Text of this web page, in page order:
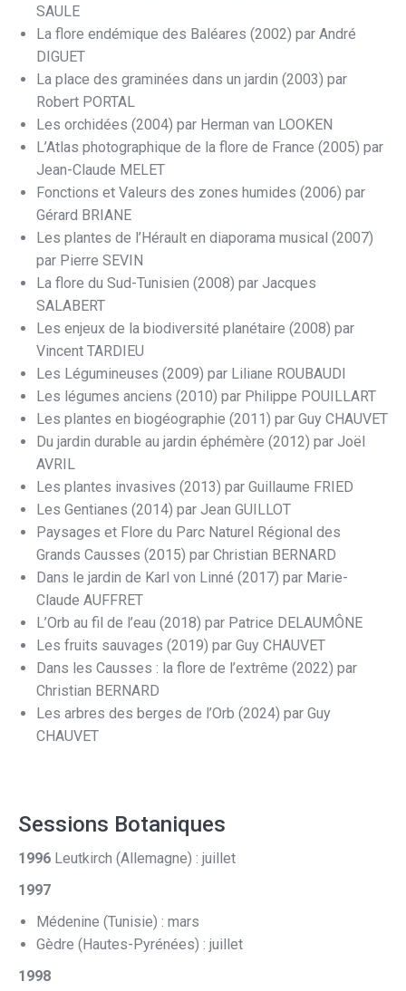
SAULE
La flore endémique des Baléares (2002) par André
DIGUET
La place des graminées dans un jardin (2003) par
Robert PORTAL
Les orchidées (2004) par Herman van LOOKEN
L’Atlas photographique de la flore de France (2005) par
Jean-Claude MELET
Fonctions et Valeurs des zones humides (2006) par
Gérard BRIANE
Les plantes de l’Hérault en diaporama musical (2007)
par Pierre SEVIN
La flore du Sud-Tunisien (2008) par Jacques
SALABERT
Les enjeux de la biodiversité planétaire (2008) par
Vincent TARDIEU
Les Légumineuses (2009) par Liliane ROUBAUDI
Les légumes anciens (2010) par Philippe POUILLART
Les plantes en biogéographie (2011) par Guy CHAUVET
Du jardin durable au jardin éphémère (2012) par Joël
AVRIL
Les plantes invasives (2013) par Guillaume FRIED
Les Gentianes (2014) par Jean GUILLOT
Paysages et Flore du Parc Naturel Régional des
Grands Causses (2015) par Christian BERNARD
Dans le jardin de Karl von Linné (2017) par Marie-
Claude AUFFRET
L’Orb au fil de l’eau (2018) par Patrice DELAUMÔNE
Les fruits sauvages (2019) par Guy CHAUVET
Dans les Causses : la flore de l’extrême (2022) par
Christian BERNARD
Les arbres des berges de l’Orb (2024) par Guy
CHAUVET
Sessions Botaniques
1996 Leutkirch (Allemagne) : juillet
1997
Médenine (Tunisie) : mars
Gèdre (Hautes-Pyrénées) : juillet
1998